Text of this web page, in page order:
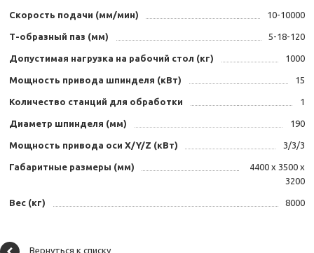
Скорость подачи (мм/мин) 10-10000
Т-образный паз (мм) 5-18-120
Допустимая нагрузка на рабочий стол (кг) 1000
Мощность привода шпинделя (кВт) 15
Количество станций для обработки 1
Диаметр шпинделя (мм) 190
Мощность привода оси X/Y/Z (кВт) 3/3/3
Габаритные размеры (мм)
4400 х 3500 х
3200
Вес (кг) 8000
Вернуться к списку